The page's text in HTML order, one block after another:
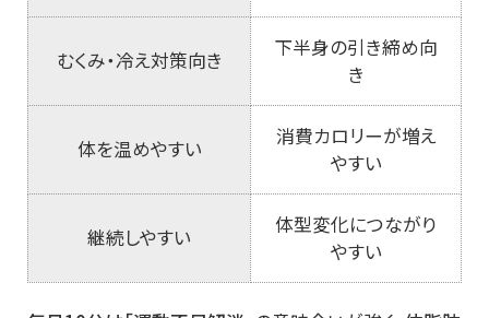
むくみ・冷え対策向き
下半身の引き締め向
き
体を温めやすい
消費カロリーが増え
やすい
継続しやすい
体型変化につながり
やすい